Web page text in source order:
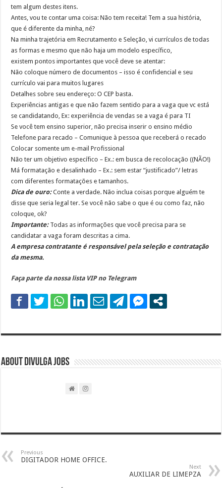
tem algum destes itens.
Antes, vou te contar uma coisa: Não tem receita! Tem a sua história,
que é diferente da minha, né?
Na minha trajetória em Recrutamento e Seleção, vi currículos de todas
as formas e mesmo que não haja um modelo específico,
existem pontos importantes que você deve se atentar:
Não coloque número de documentos – isso é confidencial e seu
currículo vai para muitos lugares
Detalhes sobre seu endereço: O CEP basta.
Experiências antigas e que não fazem sentido para a vaga que vc está
se candidatando, Ex: experiência de vendas se a vaga é para TI
Se você tem ensino superior, não precisa inserir o ensino médio
Telefone para recado – Comunique à pessoa que receberá o recado
Colocar somente um e-mail Profissional
Não ter um objetivo específico – Ex.: em busca de recolocação ((NÃO!)
Má formatação e desalinhado – Ex.: sem estar “justificado”/ letras
com diferentes formatações e tamanhos.
Dica de ouro: Conte a verdade. Não inclua coisas porque alguém te
disse que seria legal ter. Se você não sabe o que é ou como faz, não
coloque, ok?
Importante:Todas as informações que você precisa para se
candidatar a vaga foram descritas a cima.
A empresa contratante é responsável pela seleção e contratação
da mesma.
Faça parte da nossa lista VIP no Telegram
About DIVULGA JOBS
Previous
DIGITADOR HOME OFFICE.
Next
AUXILIAR DE LIMEPZA